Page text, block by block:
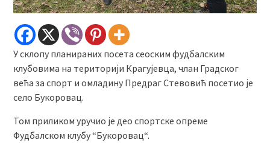
У склопу планираних посета сеоским фудбалским
клубовима на територији Крагујевца, члан Градског
већа за спорт и омладину Предраг Стевовић посетио је
село Букоровац.
Том приликом уручио је део спортске опреме
Фудбалском клубу “Букоровац“.